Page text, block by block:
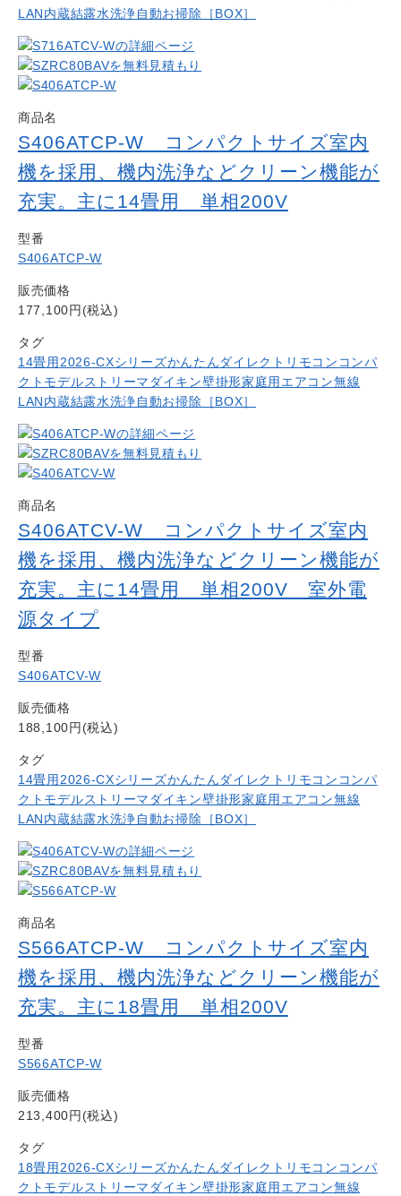
LAN内蔵結露水洗浄自動お掃除［BOX］
商品名
S406ATCP-W コンパクトサイズ室内
機を採用、機内洗浄などクリーン機能が
充実。主に14畳用 単相200V
型番
S406ATCP-W
販売価格
177,100円(税込)
タグ
14畳用 2026-CXシリーズかんたんダイレクトリモコン コンパ
クトモデルストリーマ ダイキン壁掛形家庭用エアコン無線
LAN内蔵結露水洗浄自動お掃除［BOX］
商品名
S406ATCV-W コンパクトサイズ室内
機を採用、機内洗浄などクリーン機能が
充実。主に14畳用 単相200V 室外電
源タイプ
型番
S406ATCV-W
販売価格
188,100円(税込)
タグ
14畳用 2026-CXシリーズかんたんダイレクトリモコン コンパ
クトモデルストリーマ ダイキン壁掛形家庭用エアコン無線
LAN内蔵結露水洗浄自動お掃除［BOX］
商品名
S566ATCP-W コンパクトサイズ室内
機を採用、機内洗浄などクリーン機能が
充実。主に18畳用 単相200V
型番
S566ATCP-W
販売価格
213,400円(税込)
タグ
18畳用 2026-CXシリーズかんたんダイレクトリモコン コンパ
クトモデルストリーマ ダイキン壁掛形家庭用エアコン無線